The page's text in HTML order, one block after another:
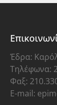
Έδρα:
Τηλέφωνα:
Φαξ:
E-mail: